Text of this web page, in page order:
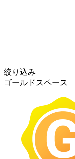
絞り込み
ゴールドスペース